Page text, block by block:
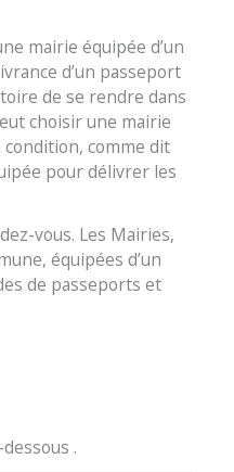
mairie équipée d’un
d’un passeport
de se rendre dans
choisir une mairie
comme dit
pour délivrer les
vous. Les Mairies,
équipées d’un
de passeports et
.